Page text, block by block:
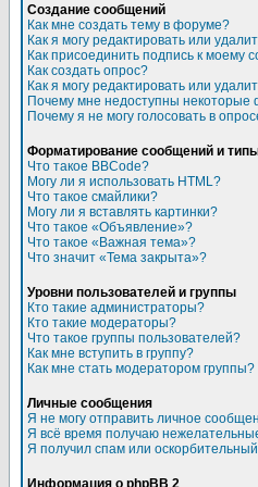
Создание сообщений
Как мне создать тему в форуме?
Как я могу редактировать или
Как присоединить подпись к моему
Как создать опрос?
Как я могу редактировать или
Почему мне недоступны
Почему я не могу голосовать в
Форматирование сообщений и
Что такое BBCode?
Могу ли я использовать HTML?
Что такое смайлики?
Могу ли я вставлять картинки?
Что такое «Объявление»?
Что такое «Важная тема»?
Что значит «Тема закрыта»?
Уровни пользователей и группы
Кто такие администраторы?
Кто такие модераторы?
Что такое группы пользователей?
Как мне вступить в группу?
Как мне стать модератором группы?
Личные сообщения
Я не могу отправить личное
Я всё время получаю
Я получил спам или
Информация о phpBB 2